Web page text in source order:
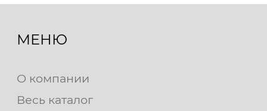
МЕНЮ
О компании
Весь каталог